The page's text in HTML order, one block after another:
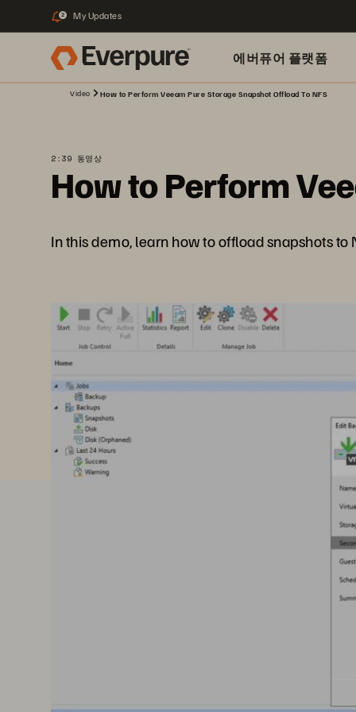
2 My Updates
에버퓨어 플랫폼
Video How to Perform Veeam Pure Storage Snapshot Offload To NFS
2:39 동영상
How to Perform
In this demo, learn how to offload snapshots